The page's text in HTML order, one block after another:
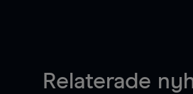
Relaterade